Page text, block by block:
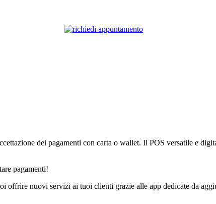
dei pagamenti con carta o wallet. Il POS versatile e
pagamenti!
offrire nuovi servizi ai tuoi clienti grazie alle app dedicate da